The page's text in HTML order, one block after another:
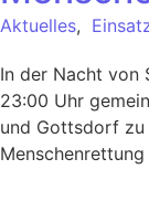
Aktuelles,
In der Nacht von
23:00 Uhr
und Gottsdorf zu